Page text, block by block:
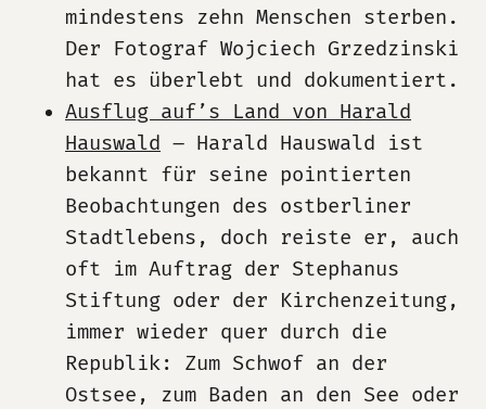
mindestens zehn Menschen sterben.
Der Fotograf Wojciech Grzedzinski
hat es überlebt und dokumentiert.
Ausflug auf’s Land von Harald
Hauswald – Harald Hauswald ist
bekannt für seine pointierten
Beobachtungen des ostberliner
Stadtlebens, doch reiste er, auch
oft im Auftrag der Stephanus
Stiftung oder der Kirchenzeitung,
immer wieder quer durch die
Republik: Zum Schwof an der
Ostsee, zum Baden an den See oder